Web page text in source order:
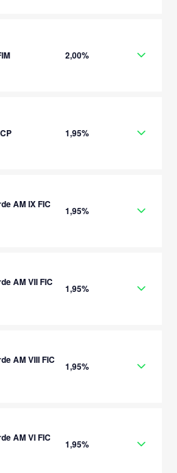
2,00%
1,95%
AM IX FIC
1,95%
AM VII FIC
1,95%
AM VIII FIC
1,95%
AM VI FIC
1,95%